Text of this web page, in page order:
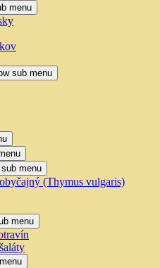
menu
sub menu
menu
(Thymus vulgaris)
menu